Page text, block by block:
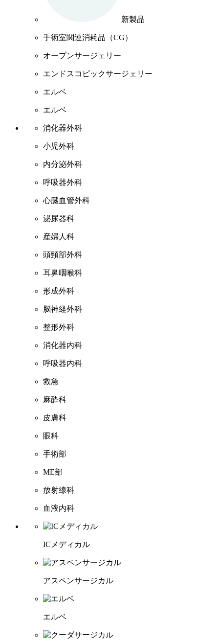
新製品
手術室関連消耗品（CG）
オープンサージェリー
エンドスコピックサージェリー
エルベ
エルベ
消化器外科
小児外科
内分泌外科
呼吸器外科
心臓血管外科
泌尿器科
産婦人科
頭頸部外科
耳鼻咽喉科
形成外科
脳神経外科
整形外科
消化器内科
呼吸器内科
救急
麻酔科
皮膚科
眼科
手術部
ME部
放射線科
血液内科
ICメディカル
アスペンサージカル
エルベ